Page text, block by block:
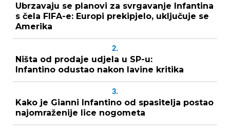
Ubrzavaju se planovi za svrgavanje Infantina
s čela FIFA-e: Europi prekipjelo, uključuje se
Amerika
2.
Ništa od prodaje udjela u SP-u:
Infantino odustao nakon lavine kritika
3.
Kako je Gianni Infantino od spasitelja postao
najomraženije lice nogometa